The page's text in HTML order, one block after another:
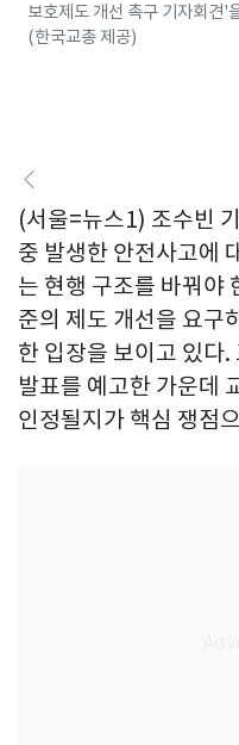
보호제도 개선 촉구 기자회견'
(한국교총 제공)
(서울=뉴스1) 조수빈
중 발생한 안전사고에
는 현행 구조를 바꿔야
준의 제도 개선을 요구
한 입장을 보이고 있다
발표를 예고한 가운데
인정될지가 핵심 쟁점